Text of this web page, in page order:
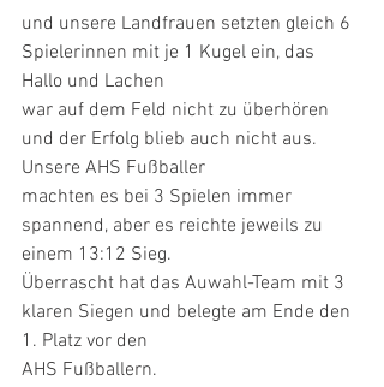
und unsere Landfrauen setzten gleich 6
Spielerinnen mit je 1 Kugel ein, das
Hallo und Lachen
war auf dem Feld nicht zu überhören
und der Erfolg blieb auch nicht aus.
Unsere AHS Fußballer
machten es bei 3 Spielen immer
spannend, aber es reichte jeweils zu
einem 13:12 Sieg.
Überrascht hat das Auwahl-Team mit 3
klaren Siegen und belegte am Ende den
1. Platz vor den
AHS Fußballern.